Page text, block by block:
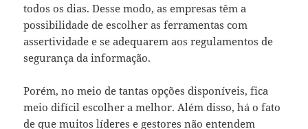
todos os dias. Desse modo, as empresas têm a
possibilidade de escolher as ferramentas com
assertividade e se adequarem aos regulamentos de
segurança da informação.
Porém, no meio de tantas opções disponíveis, fica
meio difícil escolher a melhor. Além disso, há o fato
de que muitos líderes e gestores não entendem